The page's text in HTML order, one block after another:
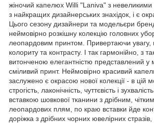
жіночий капелюх Willi "Laniva" з
з найкращих дизайнерських знахідок, і є
Цього сезону дизайнери та модельєри
неймовірно розкішну колекцію головних
леопардовим принтом. Привертаючи увагу,
колориту та контрасту. І так гармонійно, з
витонченою елегантністю представлений у
сміливий принт. Неймовірно красивий
заслужено є окрасою нової колекції - в цій
строгість, лаконічність, чуттєвість і
вставкою шовкової тканини з дрібним,
леопардових плям, по краю вставки йде
доріжка з дрібних чорних ювелірних